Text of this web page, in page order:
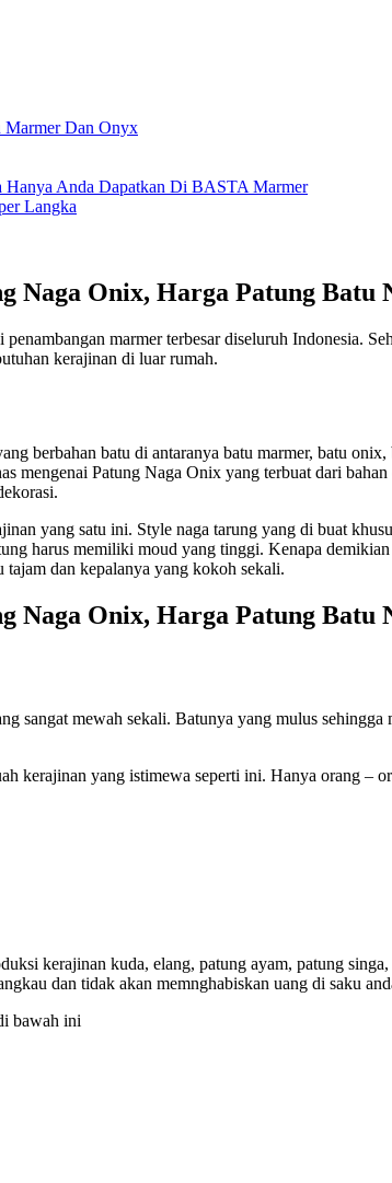
Marmer Dan Onyx
Hanya Anda Dapatkan Di BASTA Marmer
Langka
Naga Onix, Harga Patung Batu
marmer terbesar diseluruh Indonesia.
kerajinan di luar rumah.
berbahan batu di antaranya batu marmer, batu
Patung Naga Onix yang terbuat dari
yang satu ini. Style naga tarung yang di buat
harus memiliki moud yang tinggi. Kenapa
dan kepalanya yang kokoh sekali.
Naga Onix, Harga Patung Batu
sangat mewah sekali. Batunya yang mulus
kerajinan yang istimewa seperti ini. Hanya orang –
kerajinan kuda, elang, patung ayam, patung
dan tidak akan memnghabiskan uang di saku
bawah ini